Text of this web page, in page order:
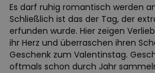
Es darf ruhig romantisch werden
Schließlich ist das der Tag, der
erfunden wurde. Hier zeigen
ihr Herz und überraschen ihren
Geschenk zum Valentinstag.
oftmals schon durch Jahr